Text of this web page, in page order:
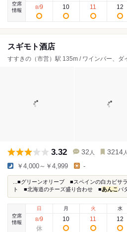
空席
情報
8/9 10 11 12
スギモト酒店
すすきの（市営）駅 135m / ワインバー、ダ
3.32 32 人 3214 人
￥4,000～￥4,999 -
...■グリーンオリーブ ■スペインの白カビサ
ト ■北海道のチーズ盛り合わせ ■あんこバ
空席
情報
日
8/9
月
10
火
11
水
12